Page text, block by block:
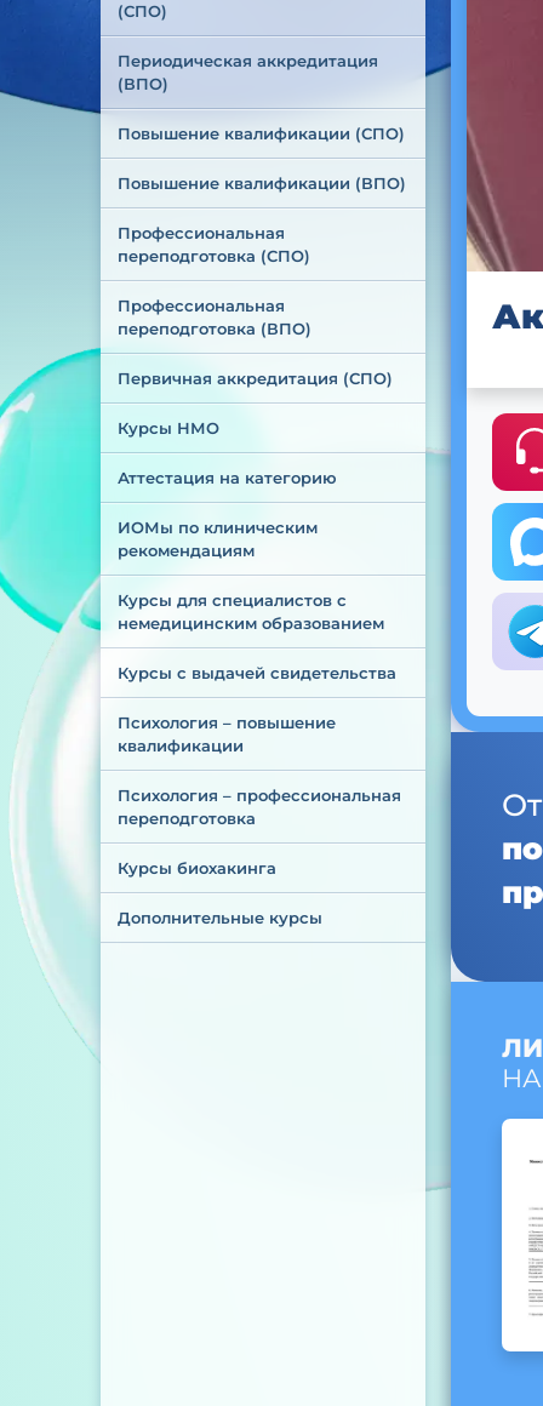
(СПО)
Периодическая аккредитация
(ВПО)
Повышение квалификации (СПО)
Повышение квалификации (ВПО)
Профессиональная
переподготовка (СПО)
Профессиональная
переподготовка (ВПО)
Первичная аккредитация (СПО)
Курсы НМО
Аттестация на категорию
ИОМы по клиническим
рекомендациям
Курсы для специалистов с
немедицинским образованием
Курсы с выдачей свидетельства
Психология – повышение
квалификации
Психология – профессиональная
переподготовка
Курсы биохакинга
Дополнительные курсы